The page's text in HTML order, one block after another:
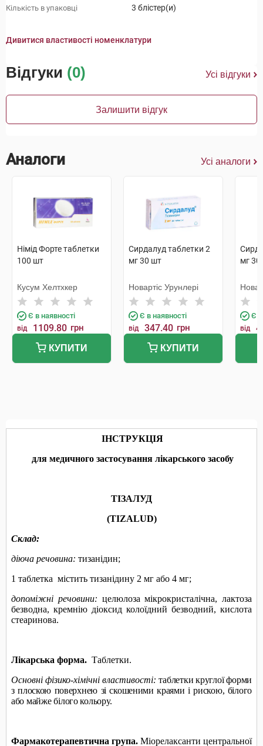
Кількість в упаковці 3 блістер(и)
Дивитися властивості номенклатури
Відгуки (0) Усі відгуки
Залишити відгук
Аналоги Усі аналоги
Німід Форте таблетки
100 шт
Кусум Хелтхкер
Є в наявності
від 1109.80 грн
КУПИТИ
Сирдалуд таблетки 2
мг 30 шт
Новартіс Урунлері
Є в наявності
від 347.40 грн
КУПИТИ
мг
Є в
від